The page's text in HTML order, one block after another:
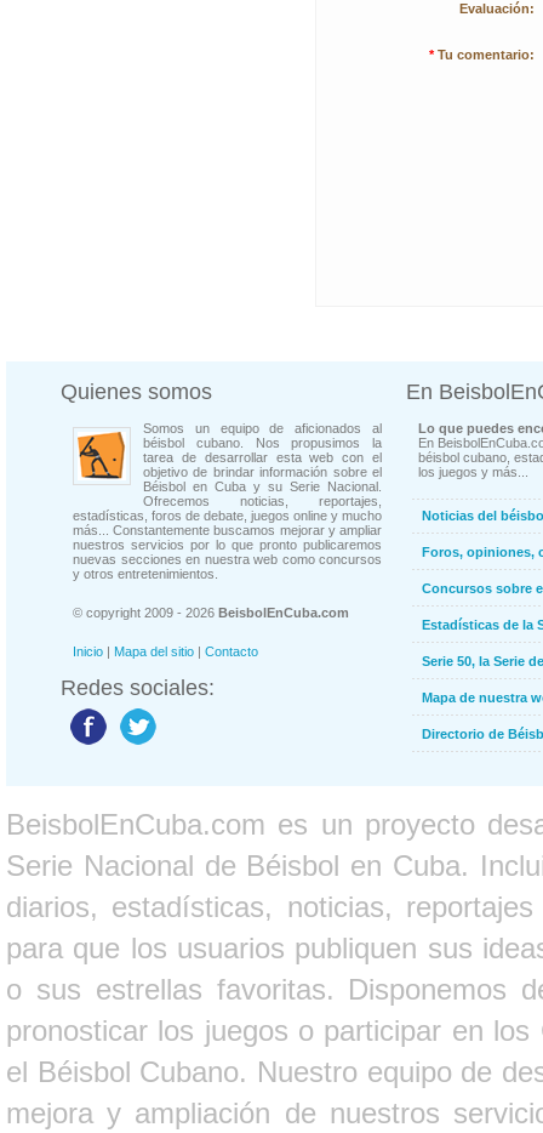
Evaluación:
* Tu comentario:
Quienes somos
Somos un equipo de aficionados al
béisbol cubano. Nos propusimos la
tarea de desarrollar esta web con el
objetivo de brindar información sobre el
Béisbol en Cuba y su Serie Nacional.
Ofrecemos noticias, reportajes,
estadísticas, foros de debate, juegos online y mucho
más... Constantemente buscamos mejorar y ampliar
nuestros servicios por lo que pronto publicaremos
nuevas secciones en nuestra web como concursos
y otros entretenimientos.
© copyright 2009 - 2026 BeisbolEnCuba.com
Inicio | Mapa del sitio | Contacto
Redes sociales:
En
Lo que puedes
En
béisbol cubano,
los juegos y más...
Noticias del
Foros, opiniones,
Concursos sobre
Estadísticas de la
Serie 50, la Serie
Mapa de nuestra
Directorio de
BeisbolEnCuba.com es un proyecto
Serie Nacional de Béisbol en Cuba.
diarios, estadísticas, noticias,
para que los usuarios publiquen sus
o sus estrellas favoritas. Disponemos
pronosticar los juegos o participar en
el Béisbol Cubano. Nuestro equipo de
mejora y ampliación de nuestros